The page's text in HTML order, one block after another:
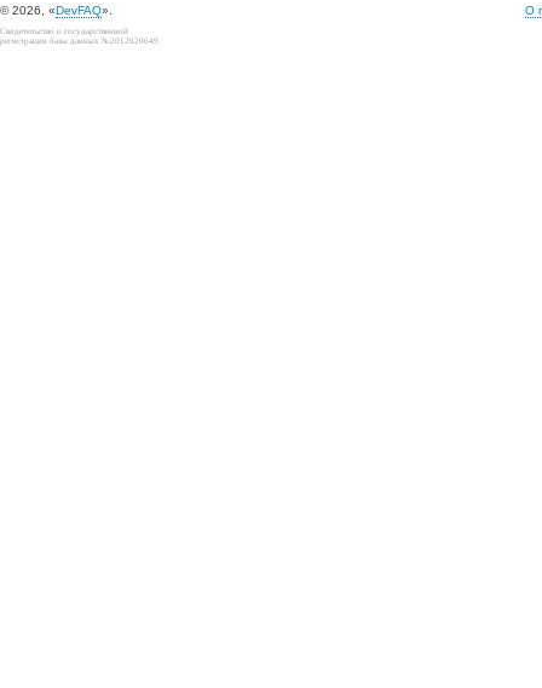
© 2026, «DevFAQ». О
Свидетельство о государственной
регистрации базы данных №2012620649.